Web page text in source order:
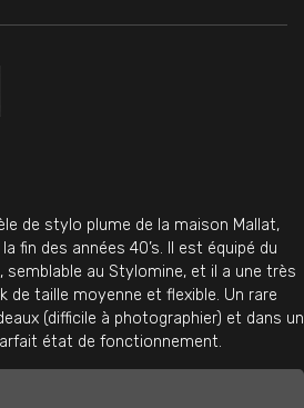
de stylo plume de la maison Mallat,
fin des années 40’s. Il est équipé du
au Stylomine, et il a une très
de taille moyenne et flexible. Un rare
(difficile à photographier) et dans un
état de fonctionnement.